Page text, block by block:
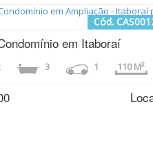
Cód.
em Itaboraí
3 1 110 M²